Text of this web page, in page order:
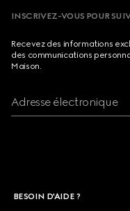
INSCRIVEZ-VOUS POUR
Recevez des informations
des communications
Maison.
Adresse électronique
BESOIN D'AIDE ?